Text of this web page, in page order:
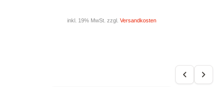
inkl. 19% MwSt. zzgl. Versandkosten